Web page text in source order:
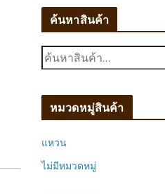
ค้นหาสินค้า
ค้
น
:
หมวดหมู่สินค้า
แหวน
ไม่มีหมวดหมู่